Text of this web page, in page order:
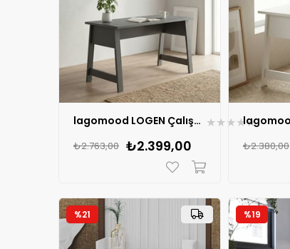
lagomood LOGEN Çalışma masası 140 ★★★★★
₺2.399,00
₺2.763,00 ₺2.380,00
%21 %19